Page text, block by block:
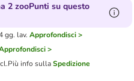
2 zooPunti su questo
gg. lav. Approfondisci >
>
Più info sullaSpedizione